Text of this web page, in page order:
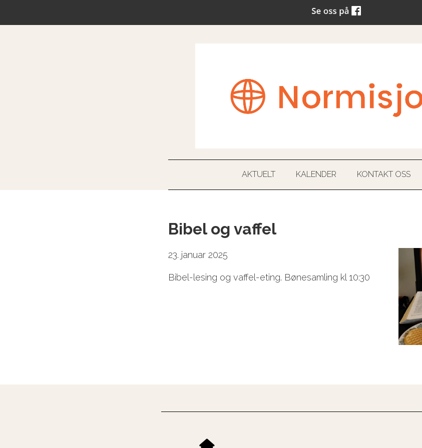
AKTUELT KALENDER KONTAKT OSS
Bibel og vaffel
23. januar 2025
Bibel-lesing og vaffel-eting. Bønesamling kl 10:30